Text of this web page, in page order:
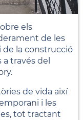
els
de les
de la construcció
través del
de vida així
i les
tot tractant